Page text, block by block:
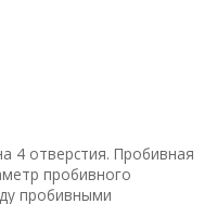
4 отверстия. Пробивная
пробивного
пробивными